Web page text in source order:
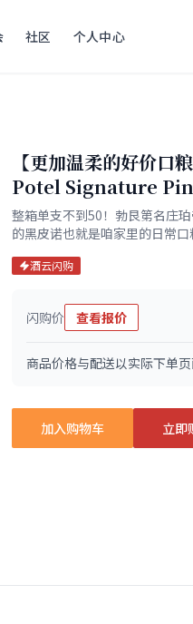
社区 个人中心
【更加温柔的好价
Potel Signature
整箱单支不到50！勃艮第名庄
的黑皮诺也就是咱家里的日常口
酒云闪购
闪购价 查看报价
商品价格与配送以实际下单
加入购物车 立即